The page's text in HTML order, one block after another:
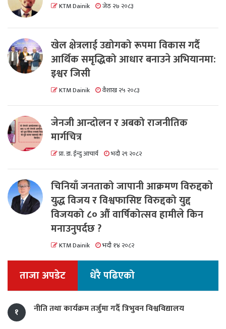
KTM Dainik जेठ २७ २०८३
खेल क्षेत्रलाई उद्योगको रूपमा विकास गर्दै
आर्थिक समृद्धिको आधार बनाउने अभियानमा:
इश्वर जिसी
KTM Dainik वैशाख २५ २०८३
जेनजी आन्दोलन र अबको राजनीतिक
मार्गचित्र
प्रा. डा. ईन्दु आचार्य भदौ २९ २०८२
चिनियाँ जनताको जापानी आक्रमण विरुद्दको
युद्ध विजय र विश्वफासिष्ट विरुद्दको युद्द
विजयको ८० औं वार्षिकोत्सव हामीले किन
मनाउनुपर्दछ ?
KTM Dainik भदौ १४ २०८२
ताजा अपडेट धेरै पढिएको
१ नीति तथा कार्यक्रम तर्जुमा गर्दै त्रिभुवन विश्वविद्यालय